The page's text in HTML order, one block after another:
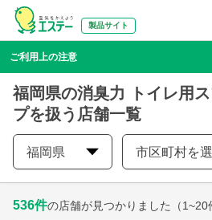
製品サイト
ご利用上の注意
福岡県の消臭力 トイレ用
プを扱う店舗一覧
福岡県 市区町村を
536件の店舗が見つかりました （1~20